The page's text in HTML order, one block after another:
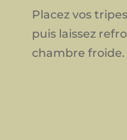
Placez vos
puis laissez
chambre froide.